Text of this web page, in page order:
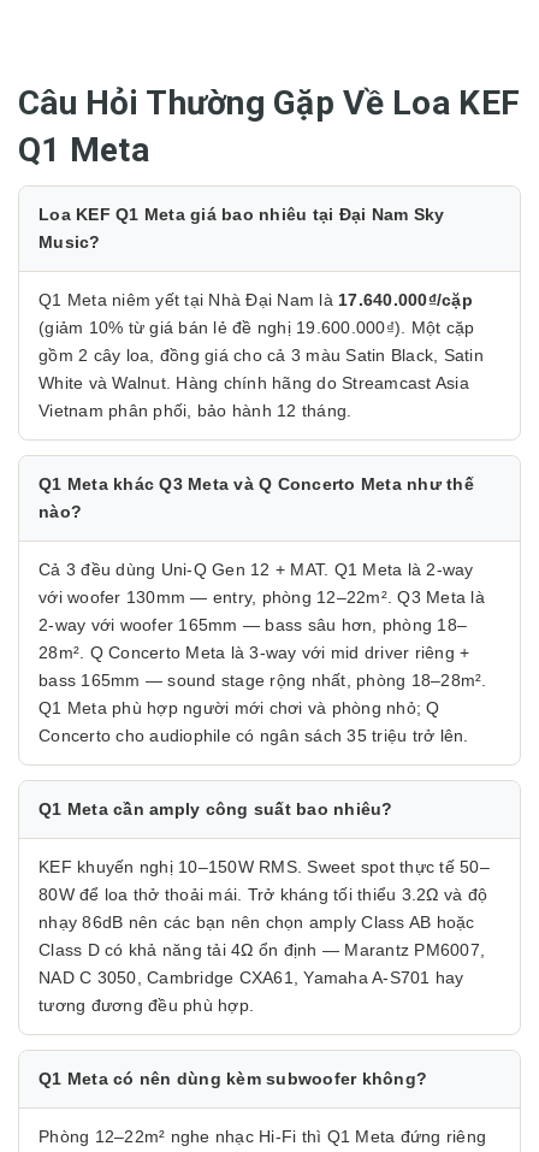
Câu Hỏi Thường Gặp Về Loa KEF
Q1 Meta
Loa KEF Q1 Meta giá bao nhiêu tại Đại Nam Sky
Music?
Q1 Meta niêm yết tại Nhà Đại Nam là 17.640.000₫/cặp
(giảm 10% từ giá bán lẻ đề nghị 19.600.000₫). Một cặp
gồm 2 cây loa, đồng giá cho cả 3 màu Satin Black, Satin
White và Walnut. Hàng chính hãng do Streamcast Asia
Vietnam phân phối, bảo hành 12 tháng.
Q1 Meta khác Q3 Meta và Q Concerto Meta như thế
nào?
Cả 3 đều dùng Uni-Q Gen 12 + MAT. Q1 Meta là 2-way
với woofer 130mm — entry, phòng 12–22m². Q3 Meta là
2-way với woofer 165mm — bass sâu hơn, phòng 18–
28m². Q Concerto Meta là 3-way với mid driver riêng +
bass 165mm — sound stage rộng nhất, phòng 18–28m².
Q1 Meta phù hợp người mới chơi và phòng nhỏ; Q
Concerto cho audiophile có ngân sách 35 triệu trở lên.
Q1 Meta cần amply công suất bao nhiêu?
KEF khuyến nghị 10–150W RMS. Sweet spot thực tế 50–
80W để loa thở thoải mái. Trở kháng tối thiểu 3.2Ω và độ
nhạy 86dB nên các bạn nên chọn amply Class AB hoặc
Class D có khả năng tải 4Ω ổn định — Marantz PM6007,
NAD C 3050, Cambridge CXA61, Yamaha A-S701 hay
tương đương đều phù hợp.
Q1 Meta có nên dùng kèm subwoofer không?
Phòng 12–22m² nghe nhạc Hi-Fi thì Q1 Meta đứng riêng